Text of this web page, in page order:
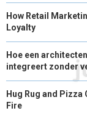
How Retail
Loyalty
Hoe een
integreert zonder
Hug Rug and
Fire